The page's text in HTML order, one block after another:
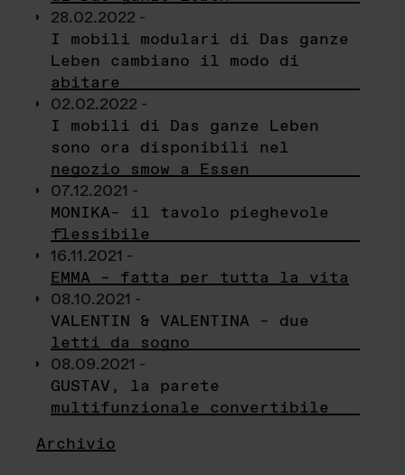
28.02.2022 -
I mobili modulari di Das ganze
Leben cambiano il modo di
abitare
02.02.2022 -
I mobili di Das ganze Leben
sono ora disponibili nel
negozio smow a Essen
07.12.2021 -
MONIKA– il tavolo pieghevole
flessibile
16.11.2021 -
EMMA – fatta per tutta la vita
08.10.2021 -
VALENTIN & VALENTINA – due
letti da sogno
08.09.2021 -
GUSTAV, la parete
multifunzionale convertibile
Archivio